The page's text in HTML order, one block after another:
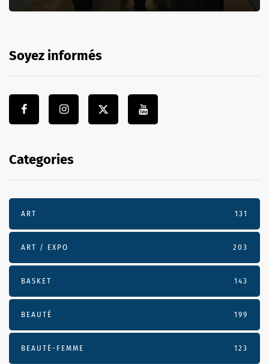
Soyez informés
Categories
ART 131
ART / EXPO 203
BASKET 143
BEAUTÉ 199
BEAUTÉ-FEMME 123